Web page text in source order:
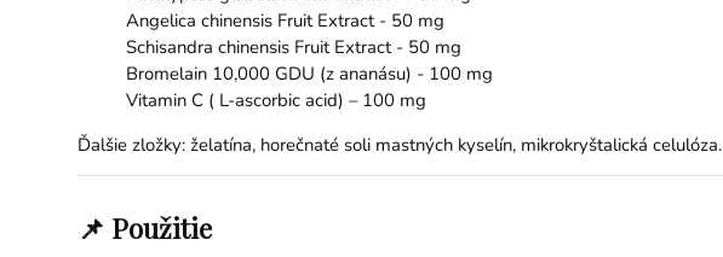
Angelica chinensis Fruit Extract - 50 mg
Schisandra chinensis Fruit Extract - 50 mg
Bromelain 10,000 GDU (z ananásu) - 100 mg
Vitamin C ( L-ascorbic acid) – 100 mg
Ďalšie zložky: želatína, horečnaté soli mastných kyselín, mikrokryštalická celulóza.
📌 Použitie